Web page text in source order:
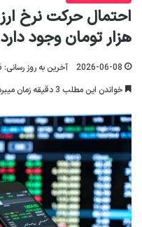
هزار تومان وجود دارد
2026-06-08 آخرین به روز رسانی: 2026-06-08
خواندن این مطلب 3 دقیقه زمان میبرد